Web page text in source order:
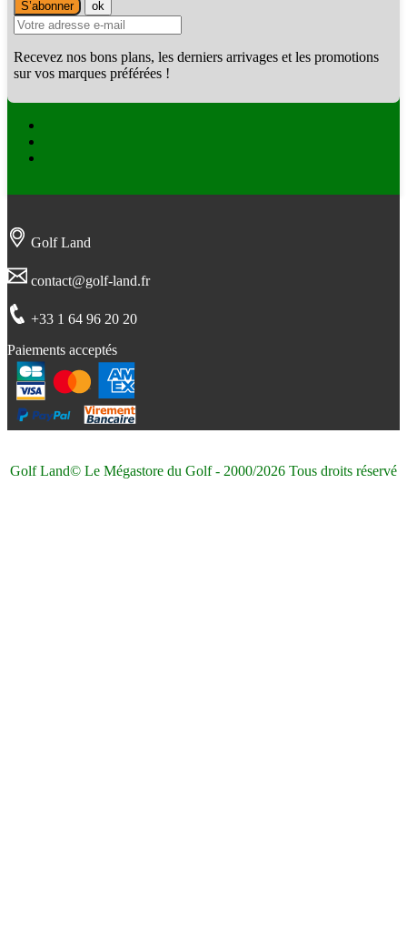
Recevez nos bons plans, les derniers arrivages et les promotions
sur vos marques préférées !
Golf Land
contact@golf-land.fr
+33 1 64 96 20 20
Paiements acceptés
Golf Land© Le Mégastore du Golf - 2000/2026 Tous droits réservé